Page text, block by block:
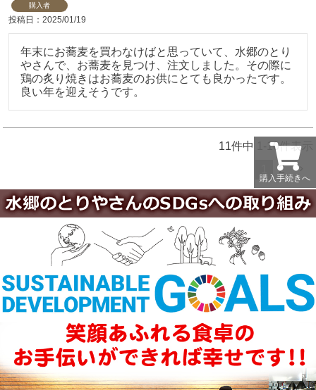
購入者
投稿日 2025/01/19
年末にお蕎麦を買わなけばと思っていて、水郷のとり
やさんで、お蕎麦を見つけ、注文しました。その際に
鶏の炙り焼きはお蕎麦のお供にとても良かったです。
良い年を迎えそうです。
11件中 10件表示
2
購入手続きへ